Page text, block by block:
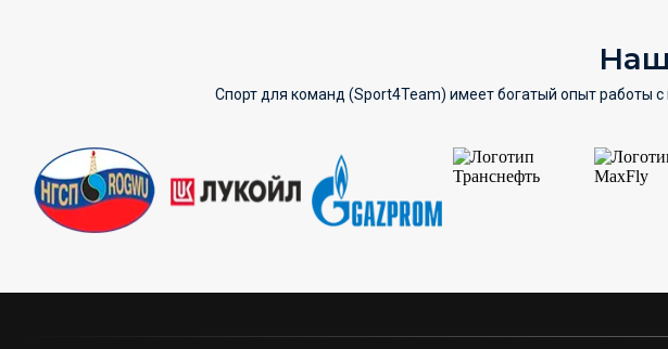
Спорт для команд (Sport4Team) имеет богатый опыт работы